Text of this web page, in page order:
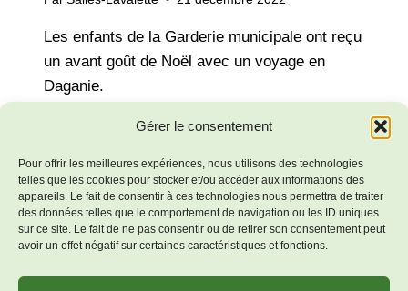
Gérer le consentement
Pour offrir les meilleures expériences, nous utilisons des technologies
telles que les cookies pour stocker et/ou accéder aux informations des
appareils. Le fait de consentir à ces technologies nous permettra de traiter
des données telles que le comportement de navigation ou les ID uniques
sur ce site. Le fait de ne pas consentir ou de retirer son consentement peut
avoir un effet négatif sur certaines caractéristiques et fonctions.
Les enfants de la Garderie municipale ont reçu
un avant goût de Noël avec un voyage en
Daganie.
LIRE LA SUITELA
EN
VOYAGE
EN
DAGANIE
!
Navigation
de
Page
précédente
1 2 3 4
Page
suivante